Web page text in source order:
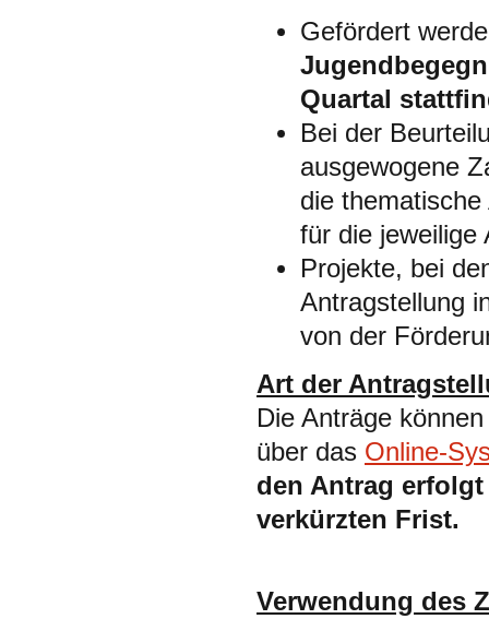
Gefördert
Quartal
Bei der
ausgewogene
die
für die jeweilige
Projekte, bei
Antragstellung
von der
Art der
Die Anträge
über das Online-
den Antrag erfolgt
verkürzten Frist.
Verwendung des